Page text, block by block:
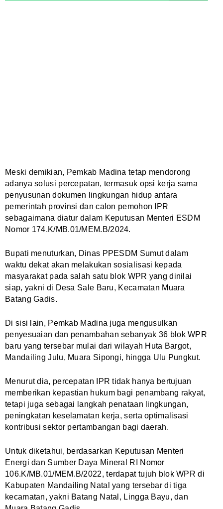
Meski demikian, Pemkab Madina tetap mendorong
adanya solusi percepatan, termasuk opsi kerja sama
penyusunan dokumen lingkungan hidup antara
pemerintah provinsi dan calon pemohon IPR
sebagaimana diatur dalam Keputusan Menteri ESDM
Nomor 174.K/MB.01/MEM.B/2024.
Bupati menuturkan, Dinas PPESDM Sumut dalam
waktu dekat akan melakukan sosialisasi kepada
masyarakat pada salah satu blok WPR yang dinilai
siap, yakni di Desa Sale Baru, Kecamatan Muara
Batang Gadis.
Di sisi lain, Pemkab Madina juga mengusulkan
penyesuaian dan penambahan sebanyak 36 blok WPR
baru yang tersebar mulai dari wilayah Huta Bargot,
Mandailing Julu, Muara Sipongi, hingga Ulu Pungkut.
Menurut dia, percepatan IPR tidak hanya bertujuan
memberikan kepastian hukum bagi penambang rakyat,
tetapi juga sebagai langkah penataan lingkungan,
peningkatan keselamatan kerja, serta optimalisasi
kontribusi sektor pertambangan bagi daerah.
Untuk diketahui, berdasarkan Keputusan Menteri
Energi dan Sumber Daya Mineral RI Nomor
106.K/MB.01/MEM.B/2022, terdapat tujuh blok WPR di
Kabupaten Mandailing Natal yang tersebar di tiga
kecamatan, yakni Batang Natal, Lingga Bayu, dan